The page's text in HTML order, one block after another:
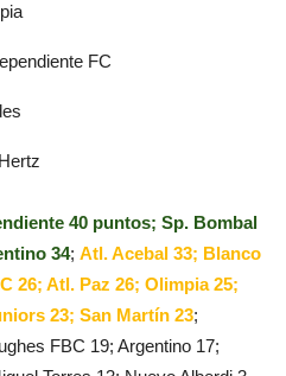
FC
40 puntos; Sp. Bombal
34; Atl. Acebal 33; Blanco
26; Atl. Paz 26; Olimpia 25;
23; San Martín 23;
FBC 19; Argentino 17;